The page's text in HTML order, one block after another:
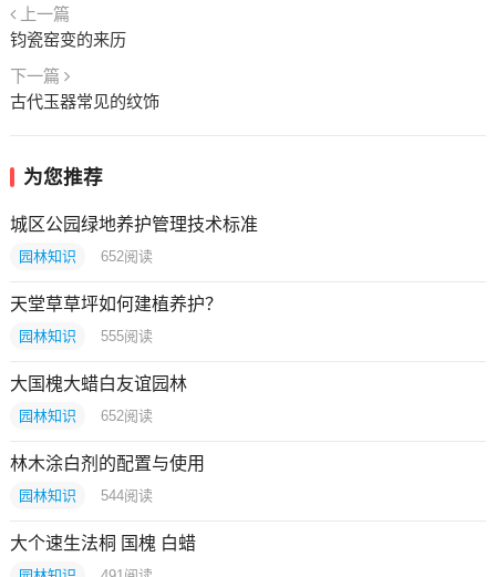
上一篇
钧瓷窑变的来历
下一篇
古代玉器常见的纹饰
为您推荐
城区公园绿地养护管理技术标准
园林知识 652阅读
天堂草草坪如何建植养护？
园林知识 555阅读
大国槐大蜡白友谊园林
园林知识 652阅读
林木涂白剂的配置与使用
园林知识 544阅读
大个速生法桐 国槐 白蜡